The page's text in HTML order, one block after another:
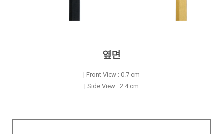
옆면
| Front View : 0.7 cm
| Side View : 2.4 cm